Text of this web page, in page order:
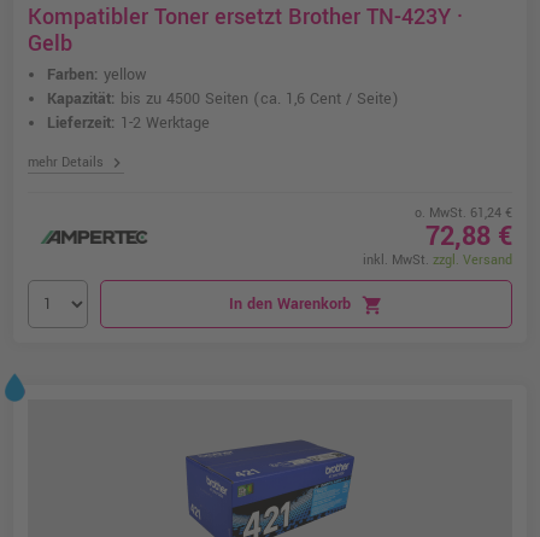
Kompatibler Toner ersetzt Brother TN-423Y ·
Gelb
Farben: yellow
Kapazität: bis zu 4500 Seiten (ca. 1,6 Cent / Seite)
Lieferzeit: 1-2 Werktage
mehr Details chevron_right
o. MwSt. 61,24 €
72,88 €
inkl. MwSt. zzgl. Versand
In den Warenkorb shopping_cart